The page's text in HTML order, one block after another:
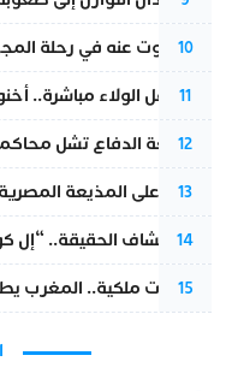
10
المسكوت عنه في رحلة
11
بعد حفل الولاء مباشرة..
12
مقاطعة الدفاع تشل محاكمات 410 معتقلين.. والنيابة العامة تبحث عن
13
الحكم على المذيعة المصرية سارة خليفة و12 متهما
14
بعد انكشاف الحقيقة..
15
بتعليمات ملكية.. المغرب